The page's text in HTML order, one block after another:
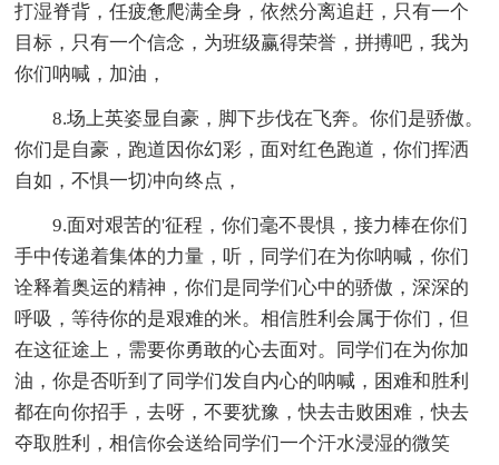
打湿脊背，任疲惫爬满全身，依然分离追赶，只有一个
目标，只有一个信念，为班级赢得荣誉，拼搏吧，我为
你们呐喊，加油，
8.场上英姿显自豪，脚下步伐在飞奔。你们是骄傲。
你们是自豪，跑道因你幻彩，面对红色跑道，你们挥洒
自如，不惧一切冲向终点，
9.面对艰苦的'征程，你们毫不畏惧，接力棒在你们
手中传递着集体的力量，听，同学们在为你呐喊，你们
诠释着奥运的精神，你们是同学们心中的骄傲，深深的
呼吸，等待你的是艰难的米。相信胜利会属于你们，但
在这征途上，需要你勇敢的心去面对。同学们在为你加
油，你是否听到了同学们发自内心的呐喊，困难和胜利
都在向你招手，去呀，不要犹豫，快去击败困难，快去
夺取胜利，相信你会送给同学们一个汗水浸湿的微笑